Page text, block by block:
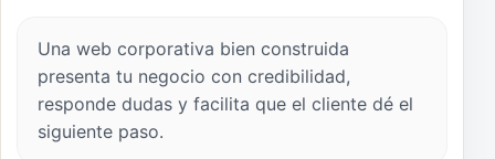
Una web corporativa bien construida
presenta tu negocio con credibilidad,
responde dudas y facilita que el cliente dé el
siguiente paso.